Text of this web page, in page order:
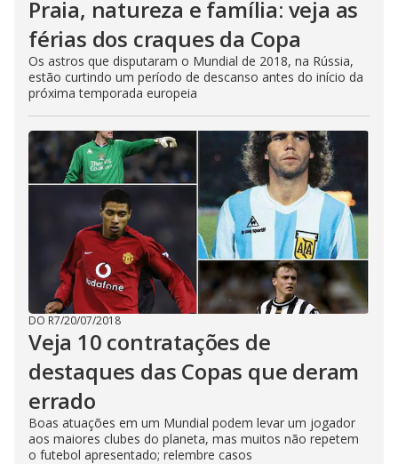
Praia, natureza e família: veja as
férias dos craques da Copa
Os astros que disputaram o Mundial de 2018, na Rússia,
estão curtindo um período de descanso antes do início da
próxima temporada europeia
DO R7/20/07/2018
Veja 10 contratações de
destaques das Copas que deram
errado
Boas atuações em um Mundial podem levar um jogador
aos maiores clubes do planeta, mas muitos não repetem
o futebol apresentado; relembre casos